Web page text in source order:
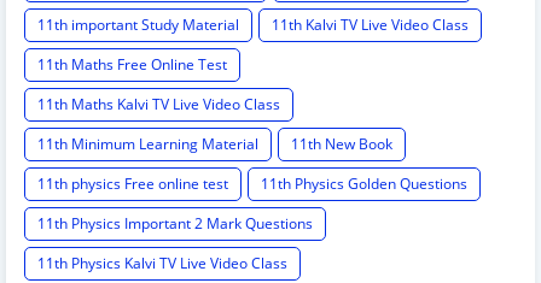
11th important Study Material
11th Kalvi TV Live Video Class
11th Maths Free Online Test
11th Maths Kalvi TV Live Video Class
11th Minimum Learning Material
11th New Book
11th physics Free online test
11th Physics Golden Questions
11th Physics Important 2 Mark Questions
11th Physics Kalvi TV Live Video Class